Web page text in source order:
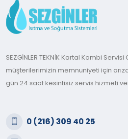
SEZGİNLER TEKNİK Kartal Kombi
müşterilerimizin memnuniyeti için
gün 24 saat kesintisiz servis hizmeti
0 (216) 309 40 25